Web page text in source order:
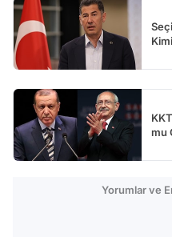
mu
Yorumlar ve